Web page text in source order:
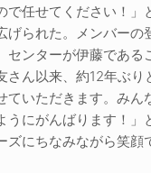
で任せてください！」
げられた。メンバーの
センターが伊藤である
さん以来、約12年ぶり
ていただきます。みん
うにがんばります！」
ズにちなみながら笑顔